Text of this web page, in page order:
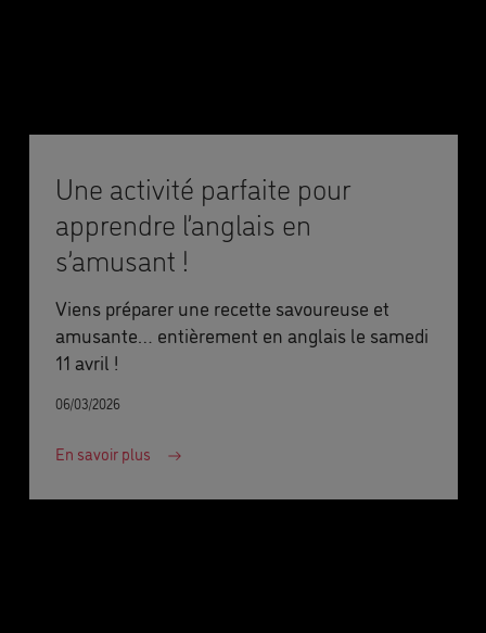
Une activité parfaite pour
apprendre l’anglais en
s’amusant !
Viens préparer une recette savoureuse et
amusante… entièrement en anglais le samedi
11 avril !
06/03/2026
En savoir plus